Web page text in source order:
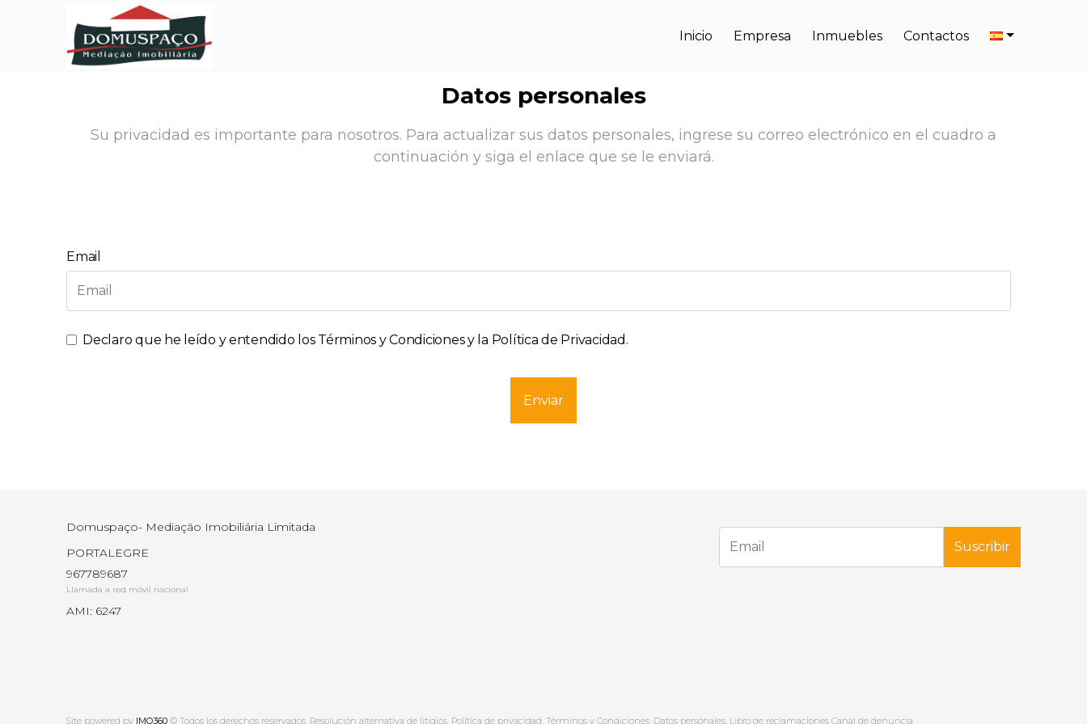
Inicio Empresa Inmuebles Contactos
Datos personales
Su privacidad es importante para nosotros. Para actualizar sus datos personales, ingrese su correo electrónico en el cuadro a
continuación y siga el enlace que se le enviará.
Email
Declaro que he leído y entendido los Términos y Condiciones y la Política de Privacidad .
Enviar
Domuspaço- Mediação Imobiliária Limitada
PORTALEGRE
967789687
Llamada a red móvil nacional
AMI: 6247
Suscribir
Site powered by IMO360 © Todos los derechos reservados. Resolución alternativa de litigios. Política de privacidad. Términos y Condiciones. Datos personales. Libro de reclamaciones Canal de denuncia